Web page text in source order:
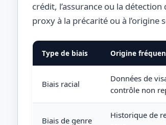
crédit, l’assurance ou la
proxy à la précarité ou à l’origine
Type de biais Origine
Biais racial
Données de
contrôle non
Biais de genre
Historique de